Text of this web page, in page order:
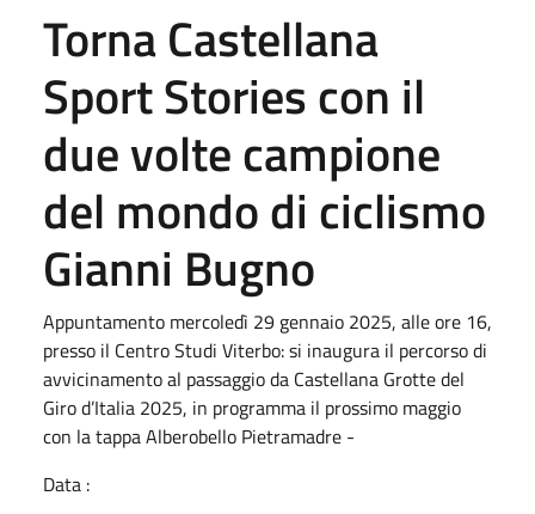
Torna Castellana
Sport Stories con il
due volte campione
del mondo di ciclismo
Gianni Bugno
Appuntamento mercoledì 29 gennaio 2025, alle ore 16,
presso il Centro Studi Viterbo: si inaugura il percorso di
avvicinamento al passaggio da Castellana Grotte del
Giro d’Italia 2025, in programma il prossimo maggio
con la tappa Alberobello Pietramadre -
Data :